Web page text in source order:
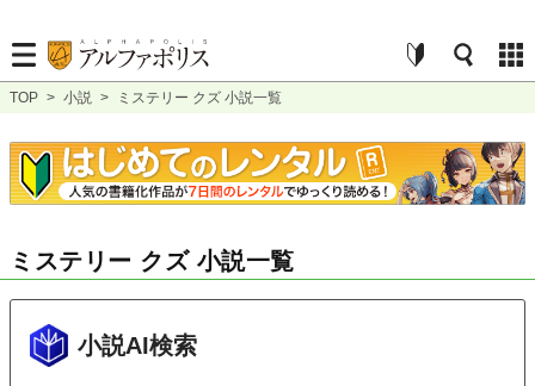
TOP > 小説 > ミステリー クズ 小説一覧
ミステリー クズ 小説一覧
小説AI検索